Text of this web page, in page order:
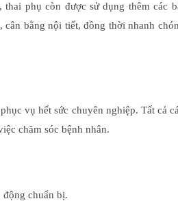
phụ còn được sử dụng thêm các
bằng nội tiết, đồng thời nhanh
vụ hết sức chuyên nghiệp. Tất cả
chăm sóc bệnh nhân.
chuẩn bị.